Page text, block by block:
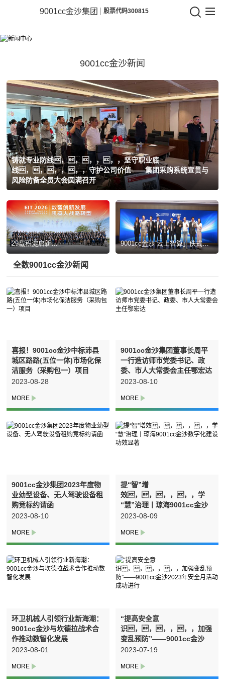
9001cc金沙集团
沙
集
团
股票代码300815
9001cc金沙新闻
铸就专业防线，，，，，，坚守职业底
线，，，，，，守护公司价值——集团采购系统宣贯与
风险防备全员大会圆满召开
29载积淀启新
程，，，，，，拥抱人
机共生新航向—9001cc金沙集
9001cc金沙“云上智算」佚式启
用：AI引擎驱
全数9001cc金沙新闻
喜报！9001cc金沙中标沛县
城区路路(五位一体)市场化保
洁服务（采购包一）项目
2023-08-28
9001cc金沙集团董事长周平
一行造访师市党委书记、政
委、市人大常委会主任鄂宏达
2023-08-10
9001cc金沙集团2023年度物
业幼型设备、无人驾驶设备租
购竞标约请函
2023-08-10
提“智”增
效，，，，，，学
“慧”治理丨琼海9001cc金沙
数字化建设功效显著
2023-08-09
环卫机械人引领行业新海潮：
9001cc金沙与坎德拉战术合
作推动数智化发展
2023-08-01
“提高安全意
识，，，，，，加强
变乱预防”——9001cc金沙
2023年安全月活动成功进行
2023-07-19